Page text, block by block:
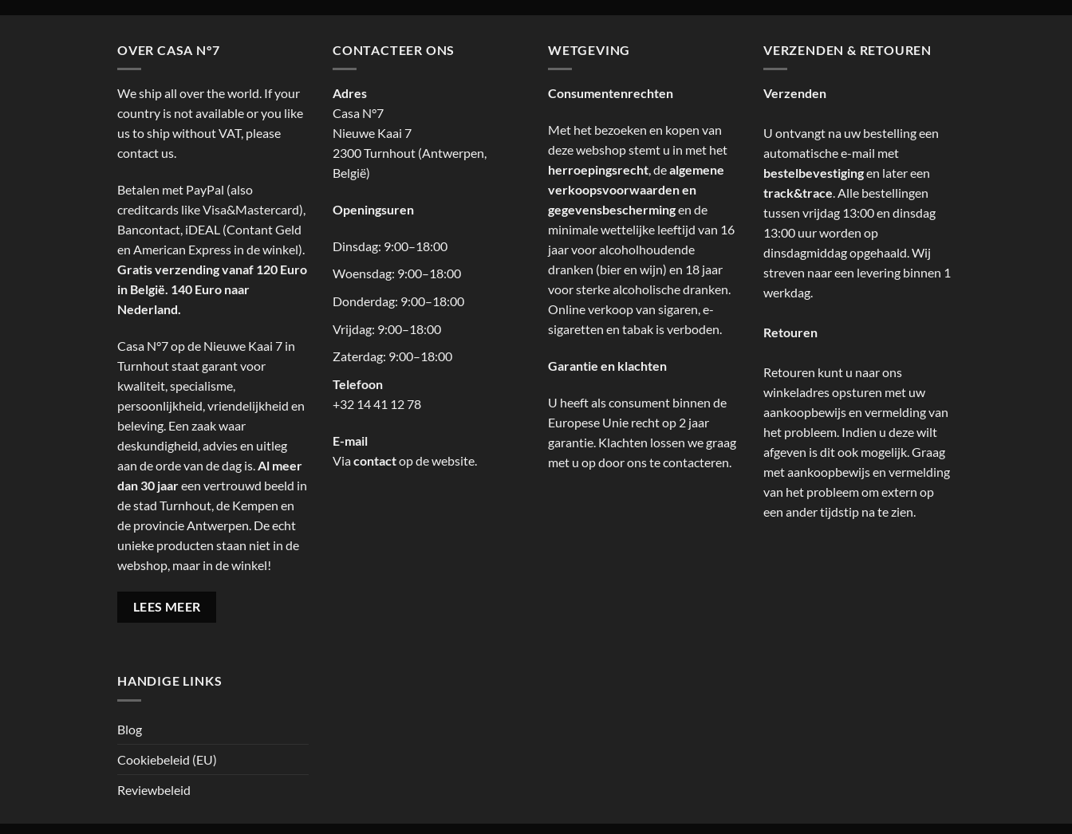
OVER CASA N°7
We ship all over the world. If your
country is not available or you like
us to ship without VAT, please
contact us.
Betalen met PayPal (also
creditcards like Visa&Mastercard),
Bancontact, iDEAL (Contant Geld
en American Express in de winkel).
Gratis verzending vanaf 120 Euro
in België. 140 Euro naar
Nederland.
Casa N°7 op de Nieuwe Kaai 7 in
Turnhout staat garant voor
kwaliteit, specialisme,
persoonlijkheid, vriendelijkheid en
beleving. Een zaak waar
deskundigheid, advies en uitleg
aan de orde van de dag is.Al meer
dan 30 jaareen vertrouwd beeld in
de stad Turnhout, de Kempen en
de provincie Antwerpen. De echt
unieke producten staan niet in de
webshop, maar in de winkel!
LEES MEER
CONTACTEER ONS
Adres
Casa N°7
Nieuwe Kaai 7
2300 Turnhout (Antwerpen,
België)
Openingsuren
Dinsdag: 9:00–18:00
Woensdag: 9:00–18:00
Donderdag: 9:00–18:00
Vrijdag: 9:00–18:00
Zaterdag: 9:00–18:00
Telefoon
+32 14 41 12 78
E-mail
Viacontactop de website.
WETGEVING
Consumentenrechten
Met het bezoeken en kopen van
deze webshop stemt u in met het
herroepingsrecht, dealgemene
verkoopsvoorwaarden en
gegevensbeschermingen de
minimale wettelijke leeftijd van 16
jaar voor alcoholhoudende
dranken (bier en wijn) en 18 jaar
voor sterke alcoholische dranken.
Online verkoop van sigaren, e-
sigaretten en tabak is verboden.
Garantie en klachten
U heeft als consument binnen de
Europese Unie recht op 2 jaar
garantie. Klachten lossen we graag
met u op door ons te contacteren.
VERZENDEN & RETOUREN
Verzenden
U ontvangt na uw bestelling een
automatische e-mail met
bestelbevestigingen later een
track&trace. Alle bestellingen
tussen vrijdag 13:00 en dinsdag
13:00 uur worden op
dinsdagmiddag opgehaald. Wij
streven naar een levering binnen 1
werkdag.
Retouren
Retouren kunt u naar ons
winkeladres opsturen met uw
aankoopbewijs en vermelding van
het probleem. Indien u deze wilt
afgeven is dit ook mogelijk. Graag
met aankoopbewijs en vermelding
van het probleem om extern op
een ander tijdstip na te zien.
HANDIGE LINKS
Blog
Cookiebeleid (EU)
Reviewbeleid